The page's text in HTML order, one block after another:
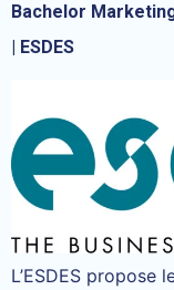
Bachelor
| ESDES
L’ESDES propose